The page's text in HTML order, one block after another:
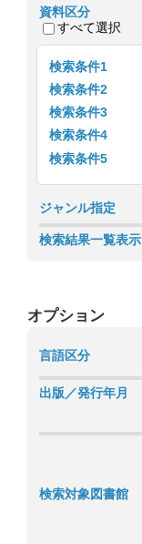
資料区分
すべて選択
検索条件1
検索条件2
検索条件3
検索条件4
検索条件5
ジャンル指定
検索結果一覧表示
オプション
言語区分
出版／発行年月
検索対象図書館